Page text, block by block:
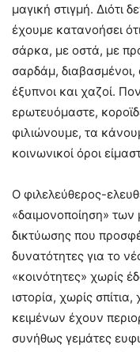
μαγική στιγμή. Διότι
έχουμε κατανοήσει
σάρκα, με οστά, με
σαρδάμ, διαβασμένοι,
έξυπνοι και χαζοί.
ερωτευόμαστε,
φιλιώνουμε, τα
κοινωνικοί όροι
Ο φιλελεύθερος-
«δαιμονοποίηση»
δικτύωσης που
δυνατότητες για το
«κοινότητες» χωρίς
ιστορία, χωρίς
κειμένων έχουν
συνήθως γεμάτες